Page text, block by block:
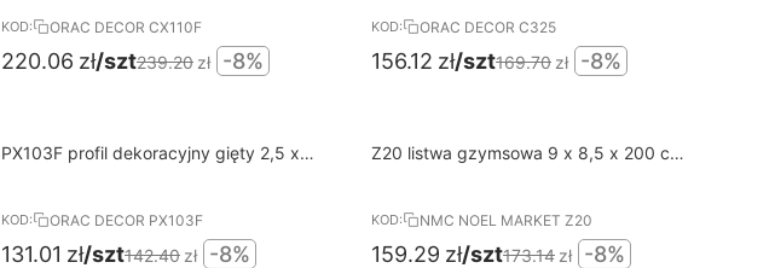
KOD: ORAC DECOR CX110F
220.06 zł/szt239.20 zł -8%
KOD: ORAC DECOR C325
156.12 zł/szt169.70 zł -8%
8%
Darmowa dostawa od 400 PLN
PX103F profil dekoracyjny gięty 2,5 x
KOD: ORAC DECOR PX103F
131.01 zł/szt142.40 zł -8%
8%
Darmowa dostawa od 400 PLN
Z20 listwa gzymsowa 9 x 8,5 x 200 cm
KOD: NMC NOEL MARKET Z20
159.29 zł/szt173.14 zł -8%